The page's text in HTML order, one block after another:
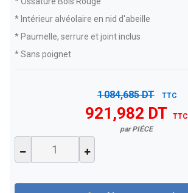
* Intérieur alvéolaire en nid d'abeille
* Paumelle, serrure et joint inclus
* Sans poignet
1 084,685 DT TTC
921,982 DT
TTC
par PIÉCE